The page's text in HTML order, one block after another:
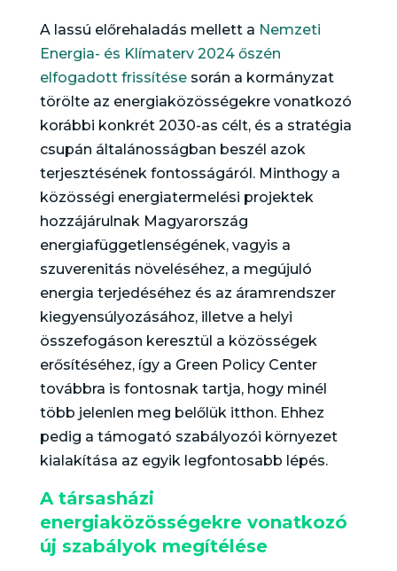
A lassú előrehaladás mellett a Nemzeti
Energia- és Klímaterv 2024 őszén
elfogadott frissítésesorán a kormányzat
törölte az energiaközösségekre vonatkozó
korábbi konkrét 2030-as célt, és a stratégia
csupán általánosságban beszél azok
terjesztésének fontosságáról. Minthogy a
közösségi energiatermelési projektek
hozzájárulnak Magyarország
energiafüggetlenségének, vagyis a
szuverenitás növeléséhez, a megújuló
energia terjedéséhez és az áramrendszer
kiegyensúlyozásához, illetve a helyi
összefogáson keresztül a közösségek
erősítéséhez, így a Green Policy Center
továbbra is fontosnak tartja, hogy minél
több jelenlen meg belőlük itthon. Ehhez
pedig a támogató szabályozói környezet
kialakítása az egyik legfontosabb lépés.
A társasházi
energiaközösségekre vonatkozó
új szabályok megítélése